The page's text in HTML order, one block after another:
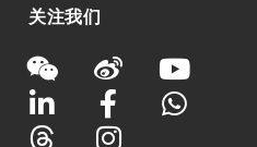
关注我们